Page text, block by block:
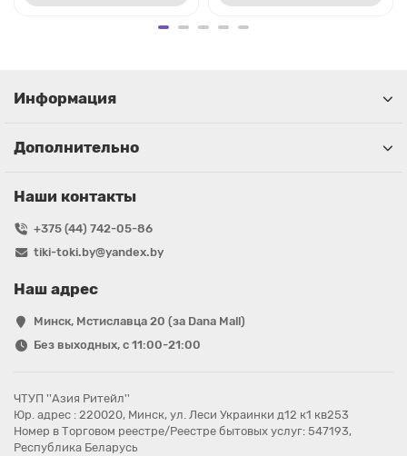
Информация
Дополнительно
Наши контакты
+375 (44) 742-05-86
tiki-toki.by@yandex.by
Наш адрес
Минск, Мстиславца 20 (за Dana Mall)
Без выходных, с 11:00-21:00
ЧТУП ''Азия Ритейл''
Юр. адрес : 220020, Минск, ул. Леси Украинки д12 к1 кв253
Номер в Торговом реестре/Реестре бытовых услуг: 547193,
Республика Беларусь